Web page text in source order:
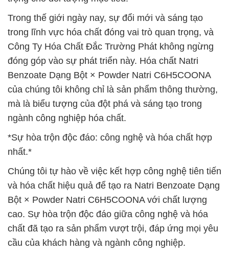
Trong thế giới ngày nay, sự đổi mới và sáng tạo
trong lĩnh vực hóa chất đóng vai trò quan trọng, và
Công Ty Hóa Chất Đắc Trường Phát không ngừng
đóng góp vào sự phát triển này. Hóa chất Natri
Benzoate Dạng Bột × Powder Natri C6H5COONA
của chúng tôi không chỉ là sản phẩm thông thường,
mà là biểu tượng của đột phá và sáng tạo trong
ngành công nghiệp hóa chất.
*Sự hòa trộn độc đáo: công nghệ và hóa chất hợp
nhất.*
Chúng tôi tự hào về việc kết hợp công nghệ tiên tiến
và hóa chất hiệu quả để tạo ra Natri Benzoate Dạng
Bột × Powder Natri C6H5COONA với chất lượng
cao. Sự hòa trộn độc đáo giữa công nghệ và hóa
chất đã tạo ra sản phẩm vượt trội, đáp ứng mọi yêu
cầu của khách hàng và ngành công nghiệp.